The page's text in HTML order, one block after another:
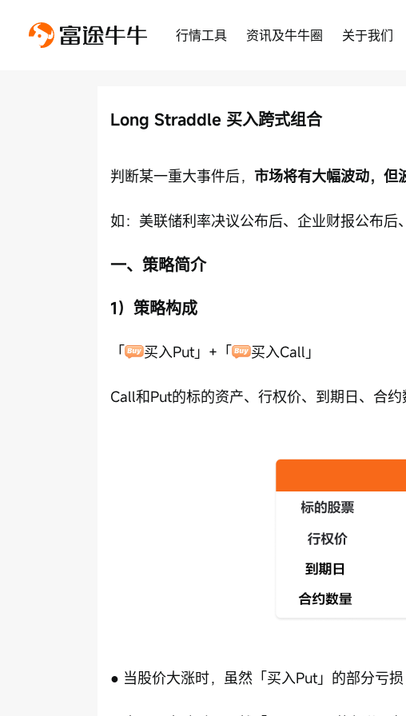
行情工具 资讯及牛牛圈 关于我们
Long Straddle 买入跨式组合
判断某一重大事件后， 市场将有大幅波动，但
如：美联储利率决议公布后、企业财报公布后
一、策略简介
1）策略构成
「 买入Put」+「 买入Call」
Call和Put的标的资产、行权价、到期日、合约
● 当股价大涨时，虽然「买入Put」的部分亏